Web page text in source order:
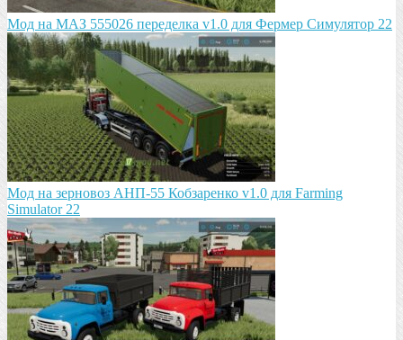
Мод на МАЗ 555026 пeрeдeлка v1.0 для Фермер Симулятор 22
Мод на зeрновоз АНП-55 Кобзарeнко v1.0 для Farming
Simulator 22